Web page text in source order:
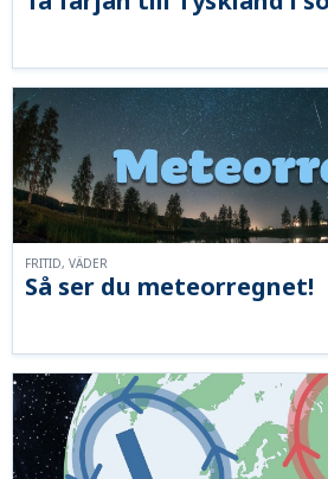
Så ser du meteorregnet!
FRITID, VÄDER